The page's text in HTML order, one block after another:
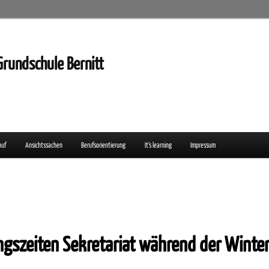
Bernitt
Ansichtssachen Berufsorientierung It’s learning Impressum
Sekretariat während der